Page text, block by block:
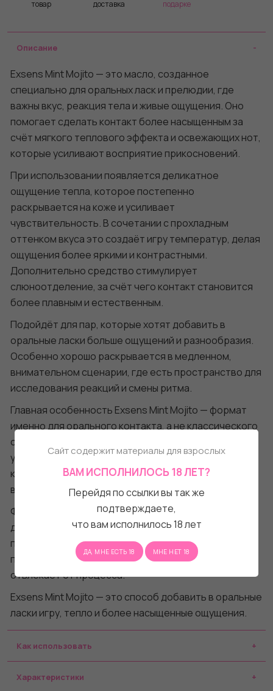
товар
доставка
подарке
Описание
Exsens Mint Mojito — это масло, созданное
специально для оральных ласк и прелюдии, где
важны вкус, реакция тела и живые ощущения. Оно
помогает сделать контакт более насыщенным за
счёт мягкого теплового эффекта и освежающих нот,
которые усиливают восприятие прикосновений.
При использовании появляется деликатное
ощущение тепла, которое постепенно
раскрывается на коже и усиливает
чувствительность. В сочетании с прохладным
оттенком вкуса это создаёт игру температур, делая
ощущения более яркими и контрастными.
Дополнительно средство стимулирует
слюноотделение, за счёт чего контакт становится
более плавным и естественным.
Подойдёт для пар, которые хотят добавить в
оральные ласки больше ощущений и разнообразия.
Особенно хорошо раскрывается в медленном,
внимательном сценарии, где есть пространство для
исследования реакций и смены ритма.
Главная особенность Exsens Mint Mojito — формат
именно для орального контакта, а не классического
скольжения. Это не лубрикант, а средство для
усиления ощущений, вкуса и телесного отклика,
которое делает процесс более чувственным и
вовлекающим.
Формула остаётся лёгкой и комфортной: масло не
даёт липкости, не оставляет следов и сохраняет
приятное ощущение на коже. Вкус без горечи
поддерживает естественность контакта и не
отвлекает от процесса.
Exsens Mint Mojito — это способ добавить в оральные
ласки игру, тепло и более насыщенные ощущения.
Как использовать
Характеристики
Сайт содержит материалы для взрослых
ВАМ ИСПОЛНИЛОСЬ 18 ЛЕТ?
Перейдя по ссылки вы так же
подтверждаете,
что вам исполнилось 18 лет
ДА, МНЕ ЕСТЬ 18 МНЕ НЕТ 18